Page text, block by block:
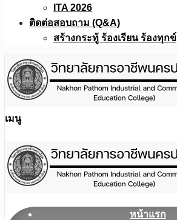
ITA 2026
ติดต่อสอบถาม (Q&A)
สร้างกระทู้ ร้องเรียน ร้องทุกข์
เมนู
หน้าแรก